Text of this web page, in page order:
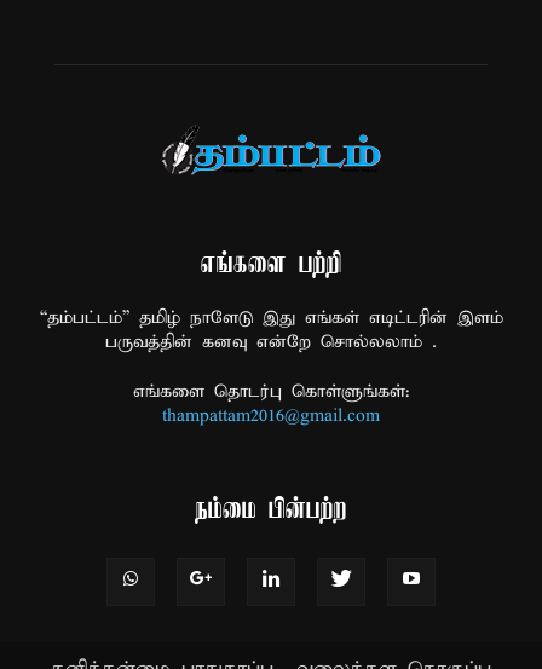
எங்களை பற்றி
“தம்பட்டம்” தமிழ் நாளேடு இது எங்கள் எடிட்டரின் இளம்
பருவத்தின் கனவு என்றே சொல்லலாம் .
எங்களை தொடர்பு கொள்ளுங்கள்:
thampattam2016@gmail.com
நம்மை பின்பற்ற